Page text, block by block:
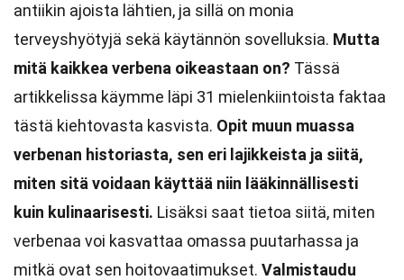
antiikin ajoista lähtien, ja sillä on monia
terveyshyötyjä sekä käytännön sovelluksia. Mutta
mitä kaikkea verbena oikeastaan on? Tässä
artikkelissa käymme läpi 31 mielenkiintoista faktaa
tästä kiehtovasta kasvista. Opit muun muassa
verbenan historiasta, sen eri lajikkeista ja siitä,
miten sitä voidaan käyttää niin lääkinnällisesti
kuin kulinaarisesti. Lisäksi saat tietoa siitä, miten
verbenaa voi kasvattaa omassa puutarhassa ja
mitkä ovat sen hoitovaatimukset. Valmistaudu